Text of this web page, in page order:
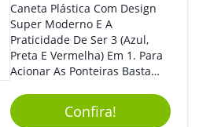
Caneta Plástica Com Design
Super Moderno E A
Praticidade De Ser 3 (Azul,
Preta E Vermelha) Em 1. Para
Acionar As Ponteiras Basta
Baixo.
Confira!